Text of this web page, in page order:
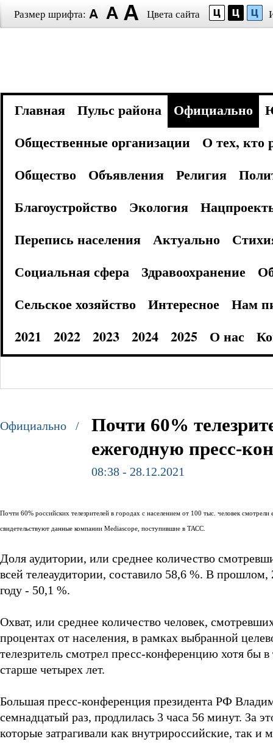
Размер шрифта: Цвета сайта
Главная Пульс района Официально
Общественные организации
О тех, кто
Общество
Объявления Религия
Благоустройство
Экология
Перепись населения
Актуально
Социальная сфера
Здравоохранение
Сельское хозяйство
Интересное
Нам
2021
2022 2023 2024 2025 О нас
Официально /
Почти 60%
ежегодную пресс-
08:38 - 28.12.2021
Почти 60% российских телезрителей в городах с населением от 100 тыс. человек
свидетельствуют данные компании Mediascope, поступившие в ТАСС.
Доля аудитории, или среднее количество
всей телеаудитории, составило 58,6 %. В прошлом,
году - 50,1 %.
Охват, или среднее количество человек,
процентах от населения, в рамках выбранной
телезритель смотрел пресс-конференцию хотя бы
старше четырех лет.
Большая пресс-конференция президента РФ
семнадцатый раз, продлилась 3 часа 56 минут. За
которые затрагивали как внутрироссийские, так